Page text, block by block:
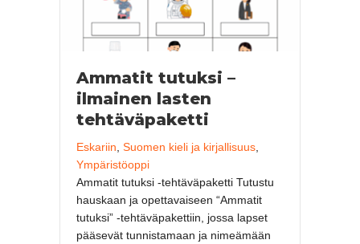
Ammatit tutuksi –
ilmainen lasten
tehtäväpaketti
Eskariin Suomen kieli ja kirjallisuus
Ympäristöoppi
Ammatit tutuksi -tehtäväpaketti Tutustu
hauskaan ja opettavaiseen “Ammatit
tutuksi” -tehtäväpakettiin, jossa lapset
pääsevät tunnistamaan ja nimeämään